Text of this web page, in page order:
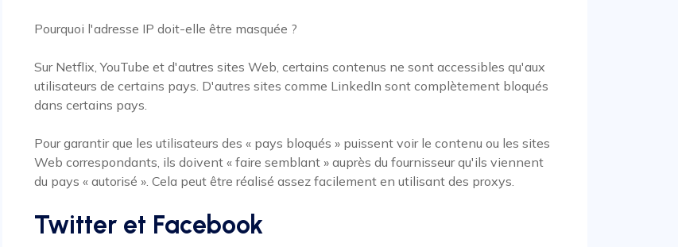
Pourquoi l'adresse IP doit-elle être masquée ?
Sur Netflix, YouTube et d'autres sites Web, certains contenus ne sont accessibles qu'aux
utilisateurs de certains pays. D'autres sites comme LinkedIn sont complètement bloqués
dans certains pays.
Pour garantir que les utilisateurs des « pays bloqués » puissent voir le contenu ou les sites
Web correspondants, ils doivent « faire semblant » auprès du fournisseur qu'ils viennent
du pays « autorisé ». Cela peut être réalisé assez facilement en utilisant des proxys.
Twitter et Facebook